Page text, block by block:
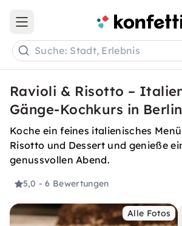
Open main menu
Suche: Stadt, Erlebnis
Ravioli & Risotto –
Gänge-Kochkurs in Berlin
Koche ein feines italienisches
Risotto und Dessert und genieße
genussvollen Abend.
5,0 - 6 Bewertungen
Alle Fotos